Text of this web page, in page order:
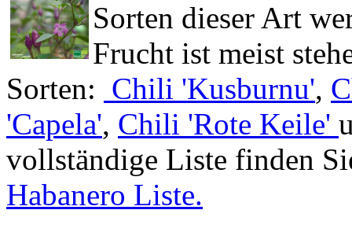
Sorten dieser Art
Frucht ist meist
Sorten: Chili 'Kusburnu',
'Capela', Chili 'Rote Keile'
vollständige Liste finden
Habanero Liste.